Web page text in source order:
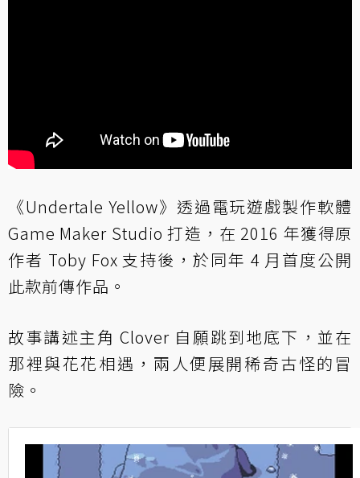
《Undertale Yellow》透過電玩遊戲製作軟體
Game Maker Studio 打造，在 2016 年獲得原
作者 Toby Fox 支持後，於同年 4 月首度公開
此款前傳作品。
故事講述主角 Clover 自願跳到地底下，並在
那裡與花花相遇，兩人便展開稀奇古怪的冒
險。